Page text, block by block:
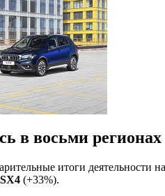
в восьми регионах
итоги деятельности
SX4 (+33%).